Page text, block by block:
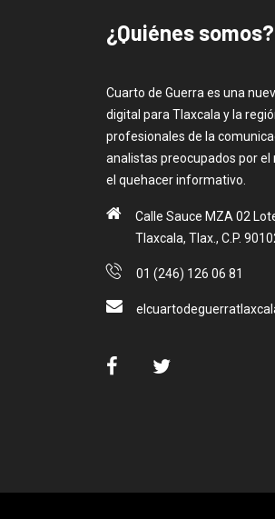
¿Quiénes somos?
Cuarto de Guerra es una
digital para Tlaxcala y la
profesionales de la
analistas preocupados por
el quehacer informativo.
Calle Sauce MZA 02
Tlaxcala, Tlax., C.P.
01 (246) 126 06 81